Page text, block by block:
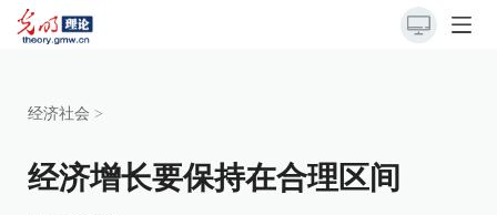
经济社会 >
经济增长要保持在合理区间